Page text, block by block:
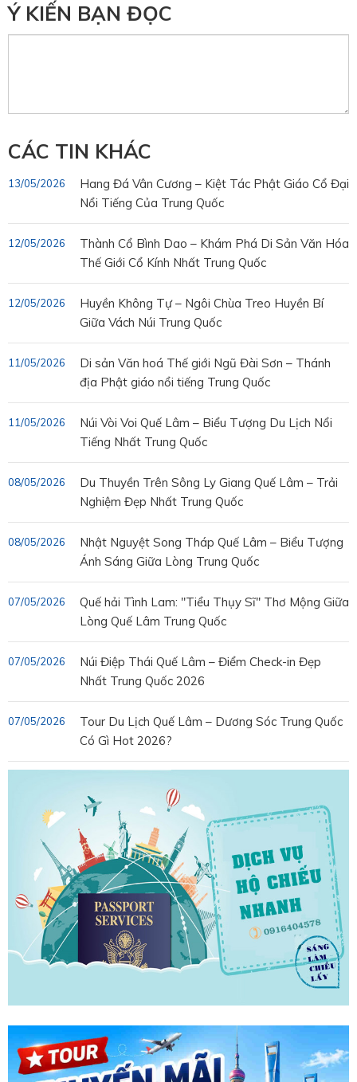
Ý KIẾN BẠN ĐỌC
CÁC TIN KHÁC
Hang Đá Vân Cương – Kiệt Tác Phật Giáo Cổ Đại
Nổi Tiếng Của Trung Quốc
13/05/2026
Thành Cổ Bình Dao – Khám Phá Di Sản Văn Hóa
Thế Giới Cổ Kính Nhất Trung Quốc
12/05/2026
Huyền Không Tự – Ngôi Chùa Treo Huyền Bí
Giữa Vách Núi Trung Quốc
12/05/2026
Di sản Văn hoá Thế giới Ngũ Đài Sơn – Thánh
địa Phật giáo nổi tiếng Trung Quốc
11/05/2026
Núi Vòi Voi Quế Lâm – Biểu Tượng Du Lịch Nổi
Tiếng Nhất Trung Quốc
11/05/2026
Du Thuyền Trên Sông Ly Giang Quế Lâm – Trải
Nghiệm Đẹp Nhất Trung Quốc
08/05/2026
Nhật Nguyệt Song Tháp Quế Lâm – Biểu Tượng
Ánh Sáng Giữa Lòng Trung Quốc
08/05/2026
Quế hải Tình Lam: "Tiểu Thụy Sĩ" Thơ Mộng Giữa
Lòng Quế Lâm Trung Quốc
07/05/2026
Núi Điệp Thái Quế Lâm – Điểm Check-in Đẹp
Nhất Trung Quốc 2026
07/05/2026
Tour Du Lịch Quế Lâm – Dương Sóc Trung Quốc
Có Gì Hot 2026?
07/05/2026